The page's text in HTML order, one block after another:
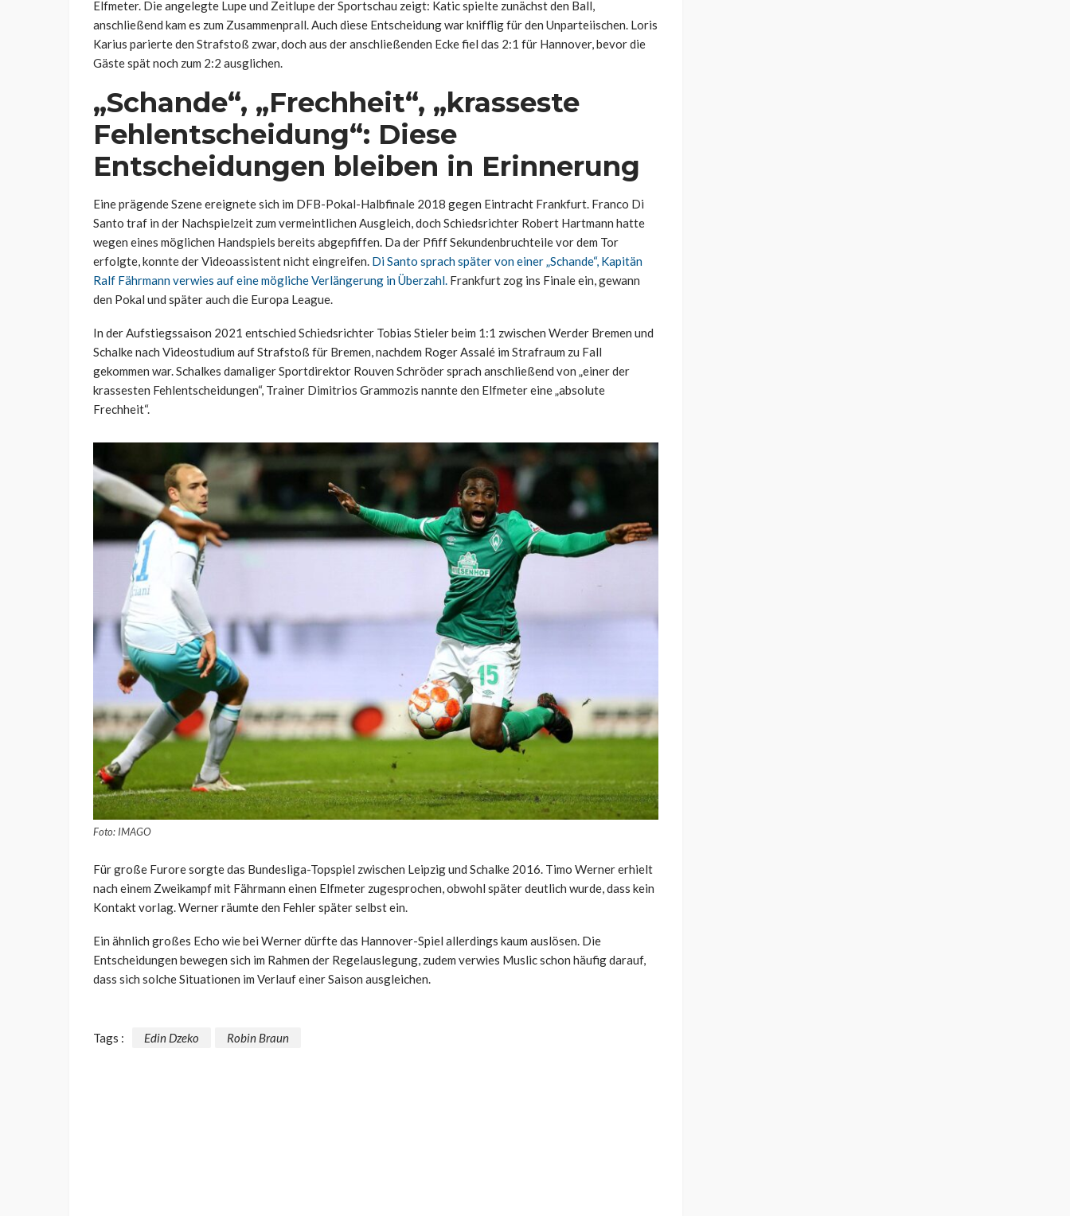
Elfmeter. Die angelegte Lupe und Zeitlupe der Sportschau zeigt: Katic spielte zunächst den Ball,
anschließend kam es zum Zusammenprall. Auch diese Entscheidung war knifflig für den Unparteiischen. Loris
Karius parierte den Strafstoß zwar, doch aus der anschließenden Ecke fiel das 2:1 für Hannover, bevor die
Gäste spät noch zum 2:2 ausglichen.
„Schande“, „Frechheit“, „krasseste
Fehlentscheidung“: Diese
Entscheidungen bleiben in Erinnerung
Eine prägende Szene ereignete sich im DFB-Pokal-Halbfinale 2018 gegen Eintracht Frankfurt. Franco Di
Santo traf in der Nachspielzeit zum vermeintlichen Ausgleich, doch Schiedsrichter Robert Hartmann hatte
wegen eines möglichen Handspiels bereits abgepfiffen. Da der Pfiff Sekundenbruchteile vor dem Tor
erfolgte, konnte der Videoassistent nicht eingreifen. Di Santo sprach später von einer „Schande“, Kapitän
Ralf Fährmann verwies auf eine mögliche Verlängerung in Überzahl. Frankfurt zog ins Finale ein, gewann
den Pokal und später auch die Europa League.
In der Aufstiegssaison 2021 entschied Schiedsrichter Tobias Stieler beim 1:1 zwischen Werder Bremen und
Schalke nach Videostudium auf Strafstoß für Bremen, nachdem Roger Assalé im Strafraum zu Fall
gekommen war. Schalkes damaliger Sportdirektor Rouven Schröder sprach anschließend von „einer der
krassesten Fehlentscheidungen“, Trainer Dimitrios Grammozis nannte den Elfmeter eine „absolute
Frechheit“.
Foto: IMAGO
Für große Furore sorgte das Bundesliga-Topspiel zwischen Leipzig und Schalke 2016. Timo Werner erhielt
nach einem Zweikampf mit Fährmann einen Elfmeter zugesprochen, obwohl später deutlich wurde, dass kein
Kontakt vorlag. Werner räumte den Fehler später selbst ein.
Ein ähnlich großes Echo wie bei Werner dürfte das Hannover-Spiel allerdings kaum auslösen. Die
Entscheidungen bewegen sich im Rahmen der Regelauslegung, zudem verwies Muslic schon häufig darauf,
dass sich solche Situationen im Verlauf einer Saison ausgleichen.
Tags : Edin Dzeko Robin Braun